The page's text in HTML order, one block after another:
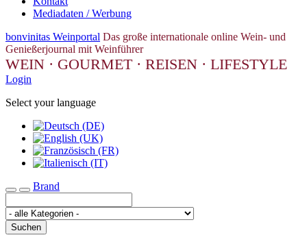
Mediadaten / Werbung
bonvinitas Weinportal Das große internationale online Wein- und
Genießerjournal mit Weinführer
WEIN · GOURMET · REISEN · LIFESTYLE
Login
Select your language
Toggle navigation
Brand
Suchen